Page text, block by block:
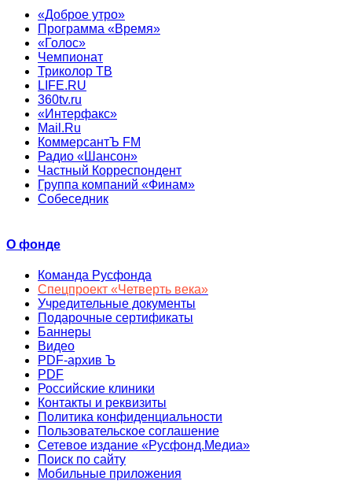
«Доброе утро»
Программа «Время»
«Голос»
Чемпионат
Триколор ТВ
LIFE.RU
360tv.ru
«Интерфакс»
Mail.Ru
КоммерсантЪ FM
Радио «Шансон»
Частный Корреспондент
Группа компаний «Финам»
Собеседник
О фонде
Команда Русфонда
Спецпроект «Четверть века»
Учредительные документы
Подарочные сертификаты
Баннеры
Видео
PDF-архив Ъ
PDF
Российские клиники
Контакты и реквизиты
Политика конфиденциальности
Пользовательское соглашение
Сетевое издание «Русфонд.Медиа»
Поиск по сайту
Мобильные приложения